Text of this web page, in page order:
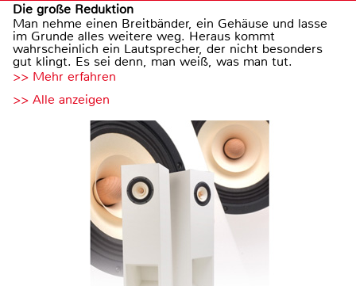
Die große Reduktion
Man nehme einen Breitbänder, ein Gehäuse und lasse
im Grunde alles weitere weg. Heraus kommt
wahrscheinlich ein Lautsprecher, der nicht besonders
gut klingt. Es sei denn, man weiß, was man tut.
>> Mehr erfahren
>> Alle anzeigen